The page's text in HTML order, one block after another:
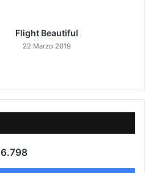
Flight Beautiful
22 Marzo 2019
6.798